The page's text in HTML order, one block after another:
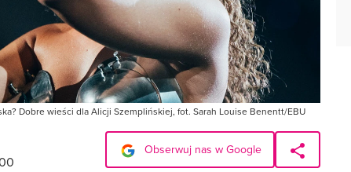
Dobre wieści dla Alicji Szemplińskiej, fot. Sarah Louise Benentt/EBU
Obserwuj nas w Google